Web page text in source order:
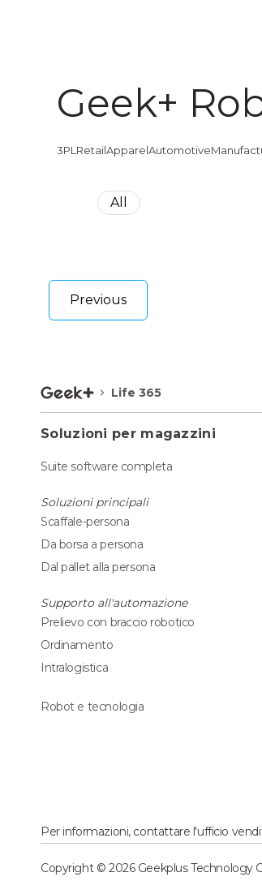
Geek+
3PLRetailApparelAutomotive
All
Previous
Life 365
Soluzioni per magazzini
Suite software completa
Soluzioni principali
Scaffale-persona
Da borsa a persona
Dal pallet alla persona
Supporto all'automazione
Prelievo con braccio robotico
Ordinamento
Intralogistica
Robot e tecnologia
Per informazioni, contattare l'ufficio
Copyright © 2026 Geekplus Technology